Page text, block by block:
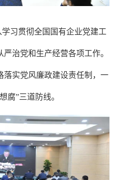
习贯彻全国国有企业党建工
治党和生产经营各项工作。
落实党风廉政建设责任制，一
腐”三道防线。